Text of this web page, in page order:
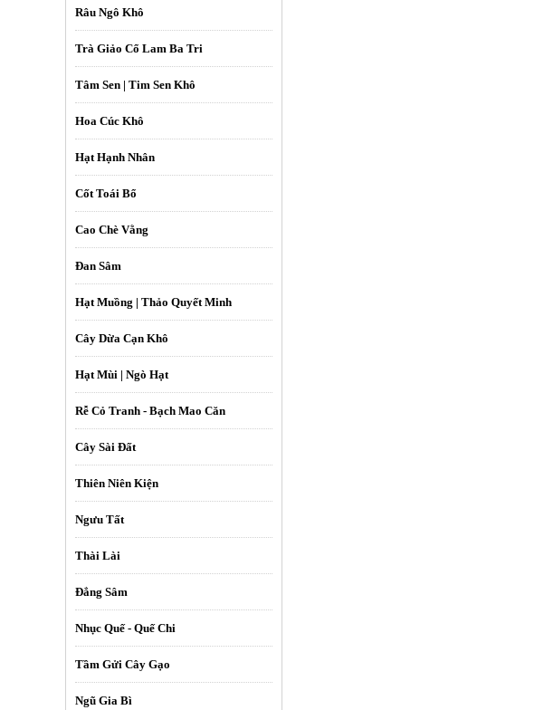
Râu Ngô Khô
Trà Giảo Cổ Lam Ba Tri
Tâm Sen | Tim Sen Khô
Hoa Cúc Khô
Hạt Hạnh Nhân
Cốt Toái Bổ
Cao Chè Vằng
Đan Sâm
Hạt Muồng | Thảo Quyết Minh
Cây Dừa Cạn Khô
Hạt Mùi | Ngò Hạt
Rễ Cỏ Tranh - Bạch Mao Căn
Cây Sài Đất
Thiên Niên Kiện
Ngưu Tất
Thài Lài
Đẳng Sâm
Nhục Quế - Quế Chi
Tầm Gửi Cây Gạo
Ngũ Gia Bì